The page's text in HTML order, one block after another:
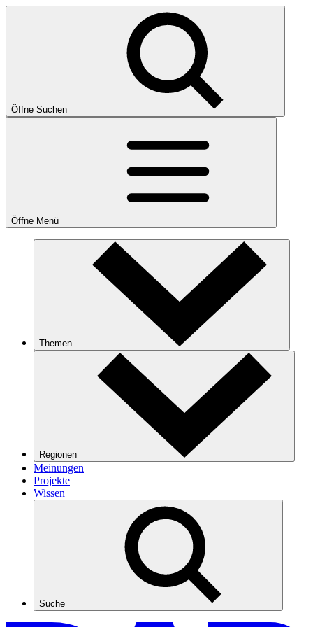
Öffne Suchen
Öffne Menü
Themen
Regionen
Meinungen
Projekte
Wissen
Suche